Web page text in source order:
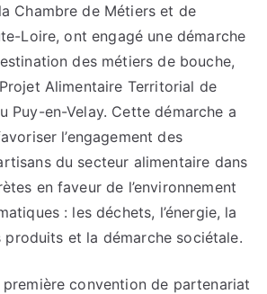
Chambre de Métiers et de
Loire, ont engagé une démarche
des métiers de bouche,
Alimentaire Territorial de
Puy-en-Velay. Cette démarche a
l’engagement des
du secteur alimentaire dans
en faveur de l’environnement
: les déchets, l’énergie, la
produits et la démarche sociétale.
première convention de partenariat